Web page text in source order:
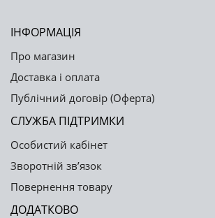
ІНФОРМАЦІЯ
Про магазин
Доставка і оплата
Публічний договір (Оферта)
СЛУЖБА ПІДТРИМКИ
Особистий кабінет
Зворотній зв’язок
Повернення товару
ДОДАТКОВО